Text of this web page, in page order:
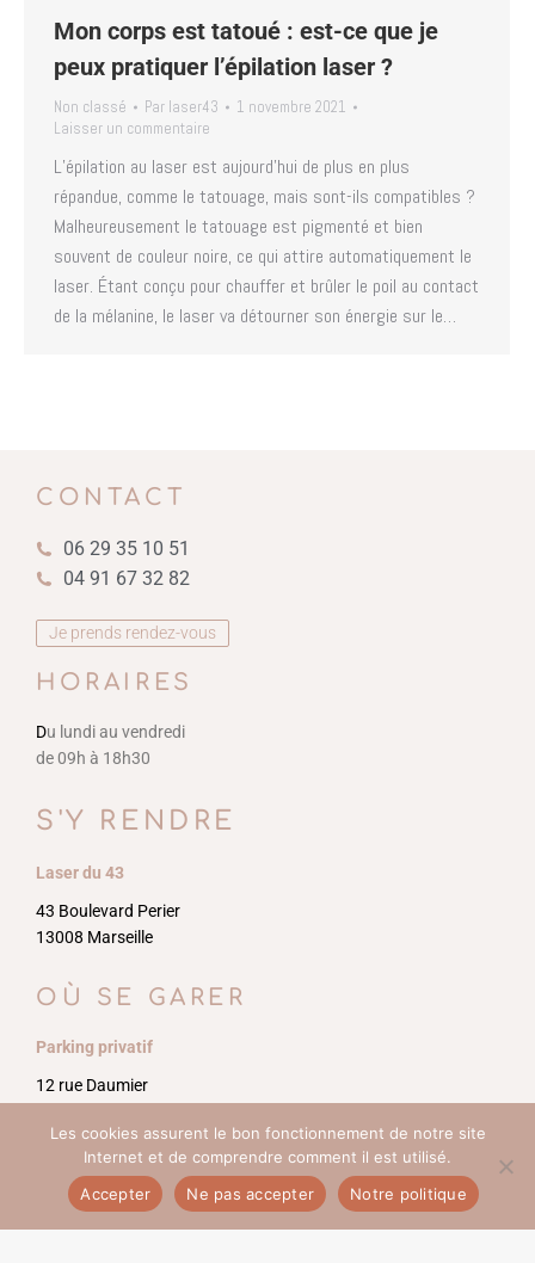
Mon corps est tatoué : est-ce que je
peux pratiquer l’épilation laser ?
Non classé Par laser43
1 novembre 2021
Laisser un commentaire
L’épilation au laser est aujourd’hui de plus en plus
répandue, comme le tatouage, mais sont-ils compatibles ?
Malheureusement le tatouage est pigmenté et bien
souvent de couleur noire, ce qui attire automatiquement le
laser. Étant conçu pour chauffer et brûler le poil au contact
de la mélanine, le laser va détourner son énergie sur le…
CONTACT
06 29 35 10 51
04 91 67 32 82
Je prends rendez-vous
HORAIRES
Du lundi au vendredi
de 09h à 18h30
S'Y RENDRE
Laser du 43
43 Boulevard Perier
13008 Marseille
OÙ SE GARER
Parking privatif
12 rue Daumier
© Copyright Centre laser Le 43 Périer –Dixi
Les cookies assurent le bon fonctionnement de notre site
Internet et de comprendre comment il est utilisé.
Accepter
Ne pas accepter Notre politique